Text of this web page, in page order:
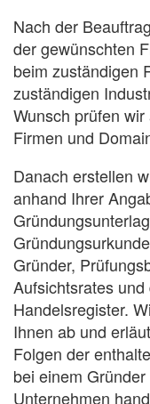
Nach der
der gewünschten
beim zuständigen
zuständigen
Wunsch prüfen
Firmen und
Danach erstellen
anhand Ihrer
Gründer,
Aufsichtsrates
Handelsregister.
Ihnen ab und
Folgen der
bei einem
Unternehmen